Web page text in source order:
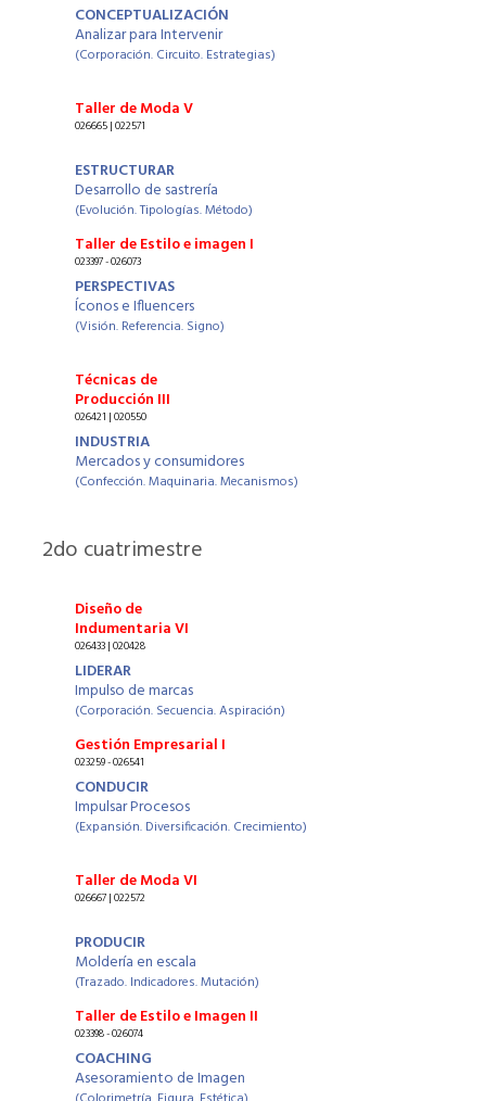
CONCEPTUALIZACIÓN
Analizar para Intervenir
(Corporación. Circuito. Estrategias)
Taller de Moda V
026665 | 022571
ESTRUCTURAR
Desarrollo de sastrería
(Evolución. Tipologías. Método)
Taller de Estilo e imagen I
023397 - 026073
PERSPECTIVAS
Íconos e Ifluencers
(Visión. Referencia. Signo)
Técnicas de
Producción III
026421 | 020550
INDUSTRIA
Mercados y consumidores
(Confección. Maquinaria. Mecanismos)
2do cuatrimestre
Diseño de
Indumentaria VI
026433 | 020428
LIDERAR
Impulso de marcas
(Corporación. Secuencia. Aspiración)
Gestión Empresarial I
023259 - 026541
CONDUCIR
Impulsar Procesos
(Expansión. Diversificación. Crecimiento)
Taller de Moda VI
026667 | 022572
PRODUCIR
Moldería en escala
(Trazado. Indicadores. Mutación)
Taller de Estilo e Imagen II
023398 - 026074
COACHING
Asesoramiento de Imagen